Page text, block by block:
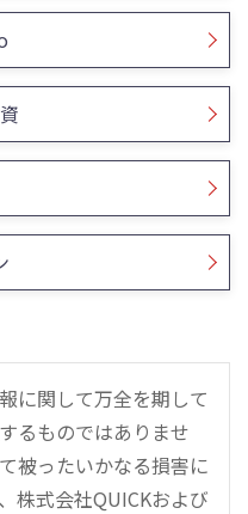
に関して万全を期して
るものではありませ
被ったいかなる損害に
株式会社QUICKおよび